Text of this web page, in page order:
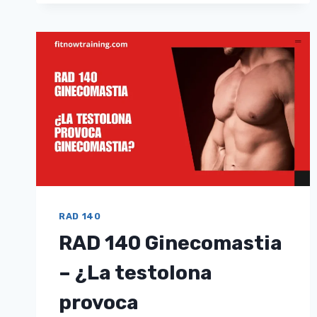
COMPARACIÓN
DE
SUPRESIÓN,
LAS
RAD 140
RAD 140 Ginecomastia
– ¿La testolona
provoca